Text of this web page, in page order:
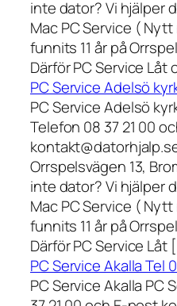
inte dator? Vi hjälper
Mac PC Service (
funnits 11 år på
Därför PC Service Låt
PC Service Adelsö
PC Service Adelsö
Telefon 08 37 21 00
Orrspelsvägen 13,
inte dator? Vi hjälper
Mac PC Service (
funnits 11 år på
Därför PC Service Låt
PC Service Akalla Tel
PC Service Akalla PC